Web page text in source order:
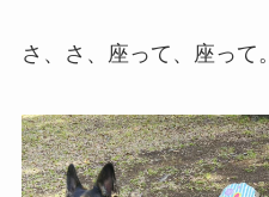
さ、さ、座って、座って。